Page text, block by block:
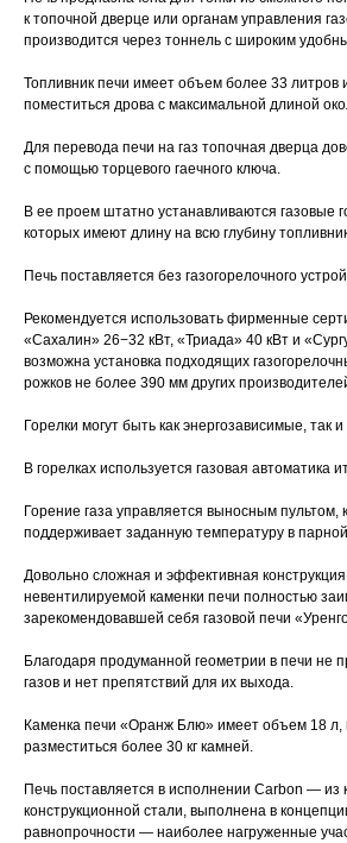
к топочной дверце или органам управления
производится через тоннель с широким
Топливник печи имеет объем более 33 литров
поместиться дрова с максимальной длиной
Для перевода печи на газ топочная дверца
с помощью торцевого гаечного ключа.
В ее проем штатно устанавливаются газовые
которых имеют длину на всю глубину
Печь поставляется без газогорелочного
Рекомендуется использовать фирменные
«Сахалин» 26−32 кВт, «Триада» 40 кВт и
возможна установка подходящих
рожков не более 390 мм других
Горелки могут быть как энергозависимые, так
В горелках используется газовая автоматика
Горение газа управляется выносным пультом,
поддерживает заданную температуру в
Довольно сложная и эффективная
невентилируемой каменки печи полностью
зарекомендовавшей себя газовой печи
Благодаря продуманной геометрии в печи не
газов и нет препятствий для их выхода.
Каменка печи «Оранж Блю» имеет объем 18 л,
разместиться более 30 кг камней.
Печь поставляется в исполнении Carbon — из
конструкционной стали, выполнена в
равнопрочности — наиболее нагруженные